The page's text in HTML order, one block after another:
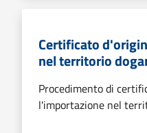
Certificato
nel territorio
Procedimento di
l'importazione nel